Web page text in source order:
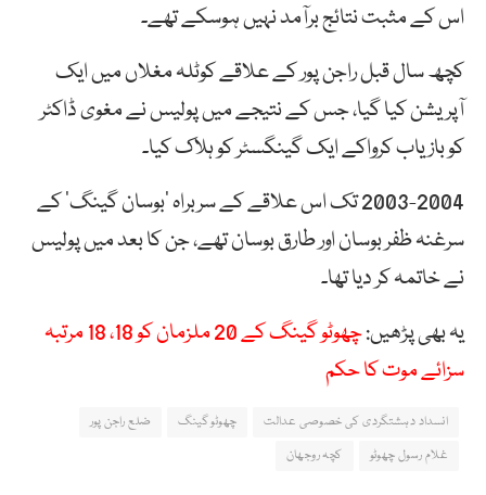
اس کے مثبت نتائج برآمد نہیں ہوسکے تھے۔
کچھ سال قبل راجن پور کے علاقے کوٹلہ مغلاں میں ایک
آپریشن کیا گیا، جس کے نتیجے میں پولیس نے مغوی ڈاکٹر
کو بازیاب کرواکے ایک گینگسٹر کو ہلاک کیا۔
2003-2004 تک اس علاقے کے سربراہ ‘بوسان گینگ’ کے
سرغنہ ظفر بوسان اور طارق بوسان تھے، جن کا بعد میں پولیس
نے خاتمہ کر دیا تھا۔
یہ بھی پڑھیں:
چھوٹو گینگ کے 20 ملزمان کو 18، 18 مرتبہ
سزائے موت کا حکم
انسداد دہشتگردی کی خصوصی عدالت چھوٹو گینگ
ضلع راجن پور
غلام رسول چھوٹو
کچہ روجھان